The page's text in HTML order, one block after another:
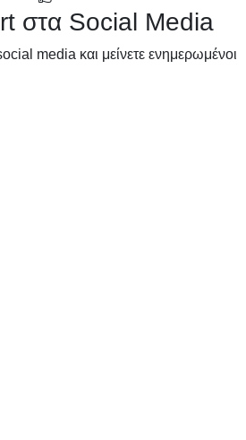
στα Social Media
media και μείνετε ενημερωμένοι